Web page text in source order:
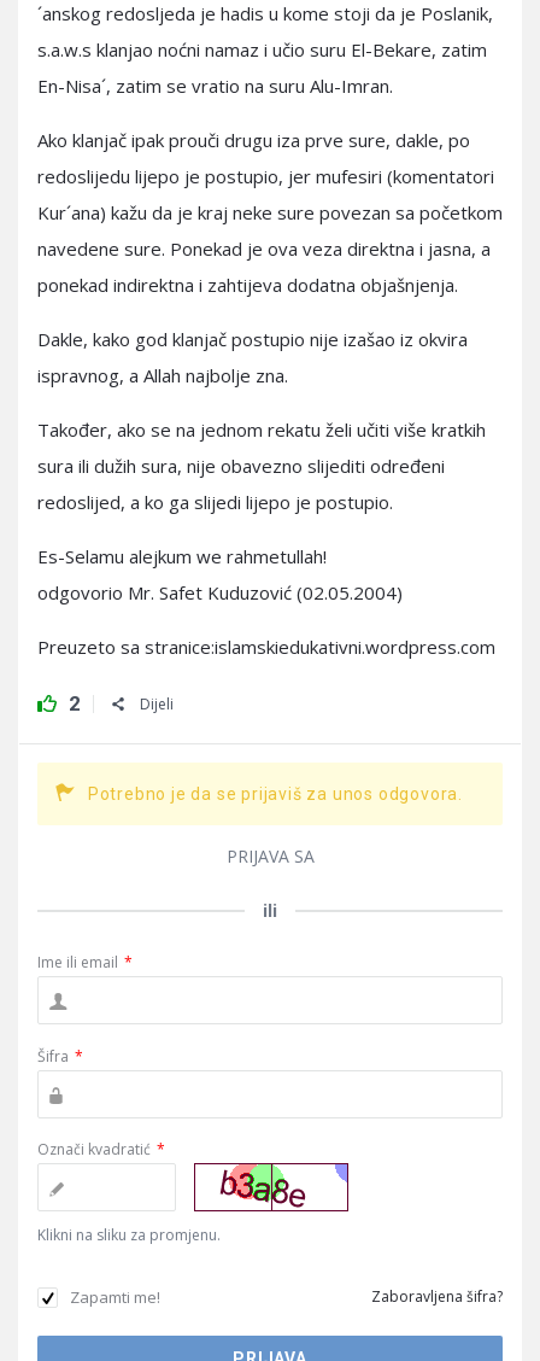
´anskog redosljeda je hadis u kome stoji da je Poslanik,
s.a.w.s klanjao noćni namaz i učio suru El-Bekare, zatim
En-Nisa´, zatim se vratio na suru Alu-Imran.
Ako klanjač ipak prouči drugu iza prve sure, dakle, po
redoslijedu lijepo je postupio, jer mufesiri (komentatori
Kur´ana) kažu da je kraj neke sure povezan sa početkom
navedene sure. Ponekad je ova veza direktna i jasna, a
ponekad indirektna i zahtijeva dodatna objašnjenja.
Dakle, kako god klanjač postupio nije izašao iz okvira
ispravnog, a Allah najbolje zna.
Također, ako se na jednom rekatu želi učiti više kratkih
sura ili dužih sura, nije obavezno slijediti određeni
redoslijed, a ko ga slijedi lijepo je postupio.
Es-Selamu alejkum we rahmetullah!
odgovorio Mr. Safet Kuduzović (02.05.2004)
Preuzeto sa stranice:islamskiedukativni.wordpress.com
2 Dijeli
Potrebno je da se prijaviš za unos odgovora.
PRIJAVA SA
ili
Ime ili email *
Šifra *
Označi kvadratić *
Klikni na sliku za promjenu.
Zapamti me! Zaboravljena šifra?